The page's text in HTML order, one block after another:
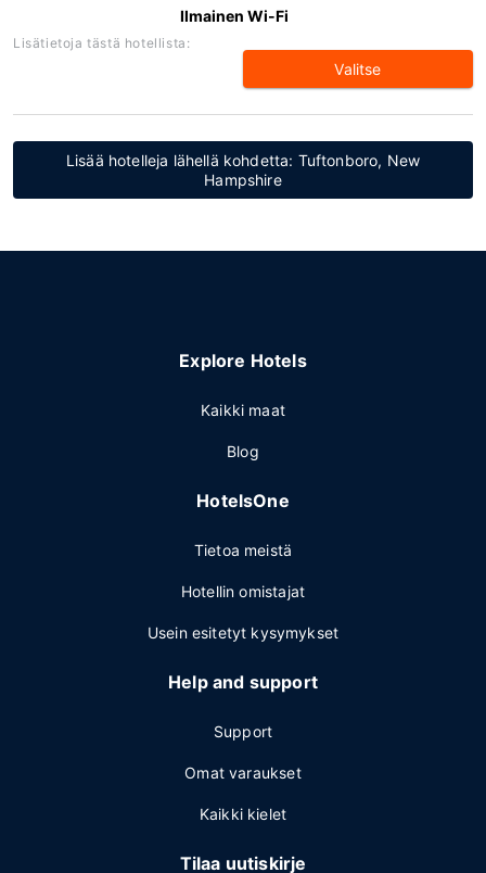
Ilmainen Wi-Fi
Lisätietoja tästä hotellista:
Valitse
Lisää hotelleja lähellä kohdetta: Tuftonboro, New
Hampshire
Explore Hotels
Kaikki maat
Blog
HotelsOne
Tietoa meistä
Hotellin omistajat
Usein esitetyt kysymykset
Help and support
Support
Omat varaukset
Kaikki kielet
Tilaa uutiskirje